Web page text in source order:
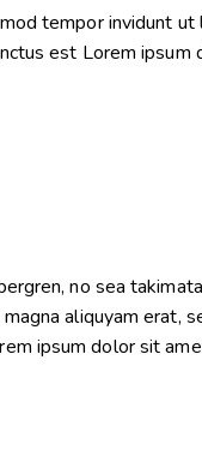
tempor invidunt
est Lorem ipsum
no sea
aliquyam
ipsum dolor sit